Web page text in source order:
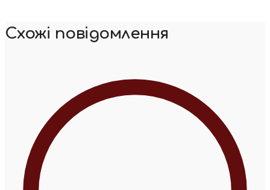
Схожі повідомлення